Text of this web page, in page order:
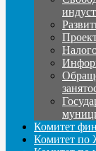
Комитет
Комитет